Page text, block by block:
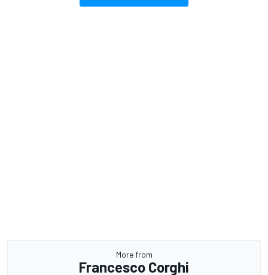
More from
Francesco Corghi